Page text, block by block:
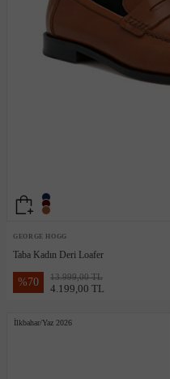
GEORGE HOGG
Taba Kadın Deri Loafer
%70 13.999,00 TL
4.199,00 TL
İlkbahar/Yaz 2026